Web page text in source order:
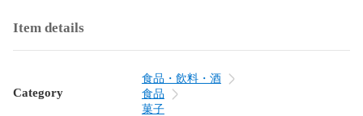
塩、香辛料（大豆を含む）、ぶどう糖、ミートエキス調味パ
たんぱく加水分解物（大豆を含む）、酵母エキスパウダー、
オリゴ糖、香味油（小麦・大豆を含む）、りんご果汁パウダ
ー／調味料（アミノ酸等）、酸味料、パプリカ色素、甘味料
（スクラロース、ステビア、カンゾウ）、香料、香辛料抽出
Item details
Category
食品・飲料・酒
食品
菓子